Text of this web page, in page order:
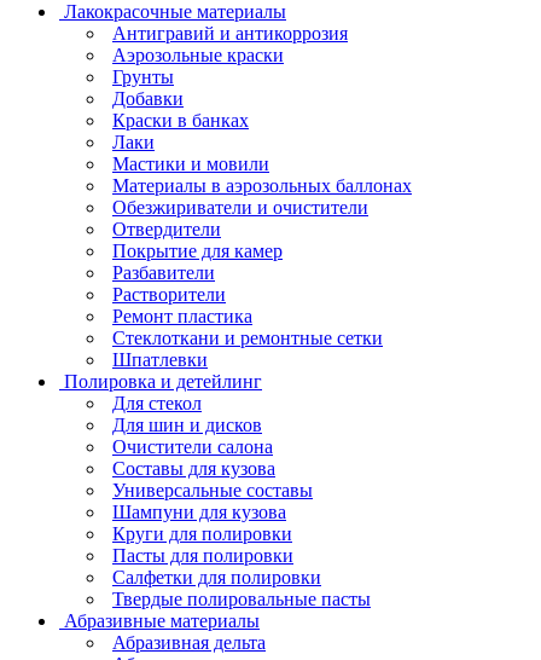
Лакокрасочные материалы
Антигравий и антикоррозия
Аэрозольные краски
Грунты
Добавки
Краски в банках
Лаки
Мастики и мовили
Материалы в аэрозольных баллонах
Обезжириватели и очистители
Отвердители
Покрытие для камер
Разбавители
Растворители
Ремонт пластика
Стеклоткани и ремонтные сетки
Шпатлевки
Полировка и детейлинг
Для стекол
Для шин и дисков
Очистители салона
Составы для кузова
Универсальные составы
Шампуни для кузова
Круги для полировки
Пасты для полировки
Салфетки для полировки
Твердые полировальные пасты
Абразивные материалы
Абразивная дельта